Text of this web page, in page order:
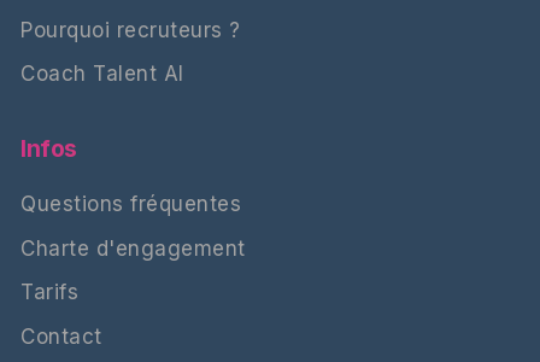
Pourquoi recruteurs ?
Coach Talent AI
Infos
Questions fréquentes
Charte d'engagement
Tarifs
Contact